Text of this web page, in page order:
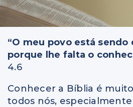
“O meu povo está sendo
porque lhe falta o
4.6
Conhecer a Bíblia é
todos nós,